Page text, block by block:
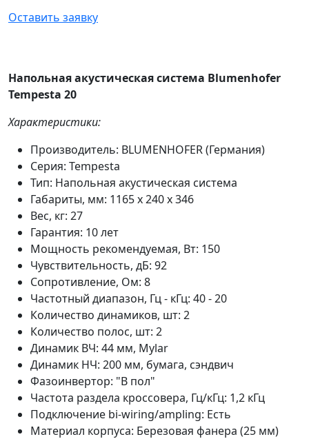
Оставить заявку
Напольная акустическая система Blumenhofer
Tempesta 20
Характеристики:
Производитель: BLUMENHOFER (Германия)
Серия: Tempesta
Тип: Напольная акустическая система
Габариты, мм: 1165 x 240 x 346
Вес, кг: 27
Гарантия: 10 лет
Мощность рекомендуемая, Вт: 150
Чувствительность, дБ: 92
Сопротивление, Ом: 8
Частотный диапазон, Гц - кГц: 40 - 20
Количество динамиков, шт: 2
Количество полос, шт: 2
Динамик ВЧ: 44 мм, Mylar
Динамик НЧ: 200 мм, бумага, сэндвич
Фазоинвертор: "В пол"
Частота раздела кроссовера, Гц/кГц: 1,2 кГц
Подключение bi-wiring/ampling: Есть
Материал корпуса: Березовая фанера (25 мм)